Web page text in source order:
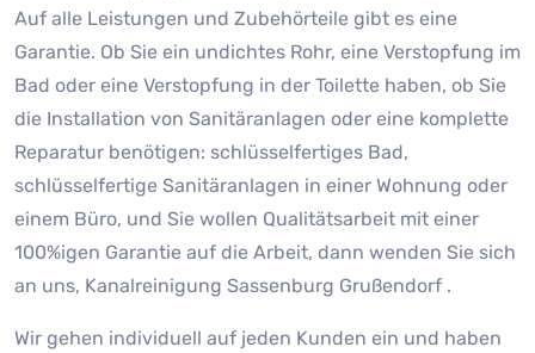
Auf alle Leistungen und Zubehörteile gibt es eine
Garantie. Ob Sie ein undichtes Rohr, eine Verstopfung im
Bad oder eine Verstopfung in der Toilette haben, ob Sie
die Installation von Sanitäranlagen oder eine komplette
Reparatur benötigen: schlüsselfertiges Bad,
schlüsselfertige Sanitäranlagen in einer Wohnung oder
einem Büro, und Sie wollen Qualitätsarbeit mit einer
100%igen Garantie auf die Arbeit, dann wenden Sie sich
an uns, Kanalreinigung Sassenburg Grußendorf .
Wir gehen individuell auf jeden Kunden ein und haben